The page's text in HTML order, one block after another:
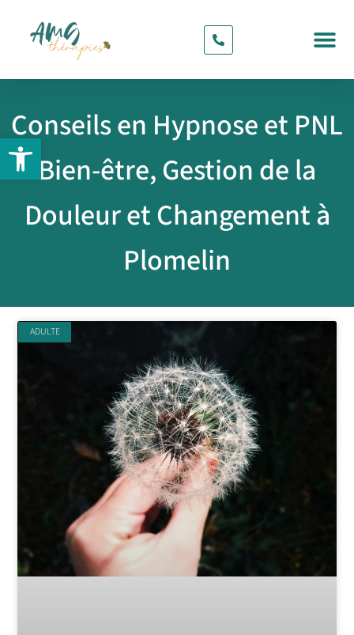
Ouvrir la barre d’outils
Conseils en Hypnose et PNL
Bien-être, Gestion de la
Douleur et Changement à
Plomelin
ADULTE